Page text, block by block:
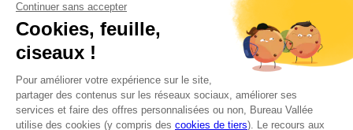
Les questions les plus fréquentes
Proposez-vous un service d'impression à
Vesoul ?